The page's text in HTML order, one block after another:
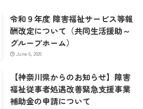
令和９年度 障害福祉サービス等報
酬改定について（共同生活援助～
グループホーム）
June 6, 2026
【神奈川県からのお知らせ】障害
福祉従事者処遇改善緊急支援事業
補助金の申請について